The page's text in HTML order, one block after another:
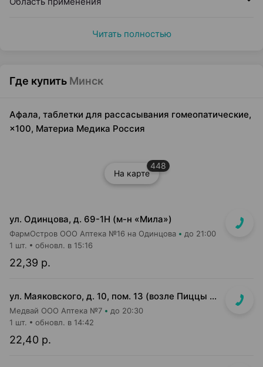
Читать полностью
Где купить Минск
Афала, таблетки для рассасывания гомеопатические,
×100, Материа Медика Россия
На карте
448
ул. Одинцова, д. 69-1Н (м-н «Мила»)
ФармОстров ООО Аптека №16 на Одинцова до 21:00
22,39 р.
1 шт. обновл. в 15:16
ул. Маяковского, д. 10, пом. 13 (возле Пиццы Мании)
Медвай ООО Аптека №7 до 20:30
22,40 р.
1 шт. обновл. в 14:42